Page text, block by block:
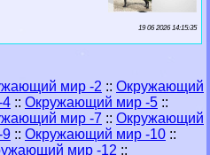
19 06 2026 14:15:35
мир -2 :: Окружающий
:: Окружающий мир -5 ::
мир -7 :: Окружающий
:: Окружающий мир -10 ::
мир -12 ::